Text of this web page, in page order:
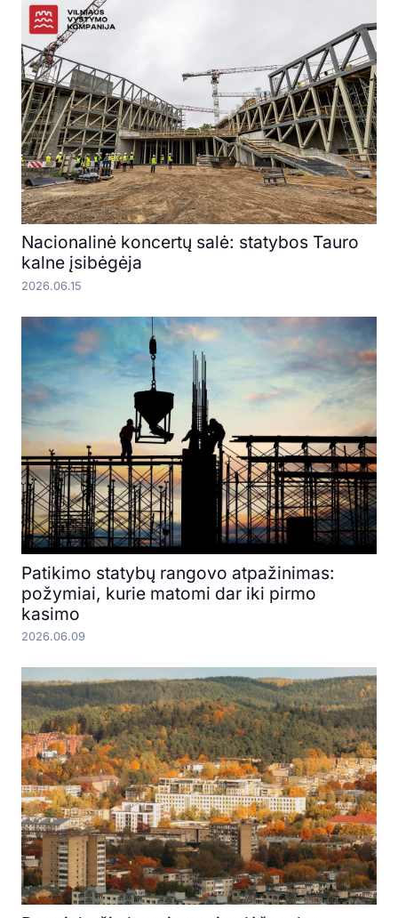
Nacionalinė koncertų salė: statybos Tauro
kalne įsibėgėja
2026.06.15
Patikimo statybų rangovo atpažinimas:
požymiai, kurie matomi dar iki pirmo
kasimo
2026.06.09